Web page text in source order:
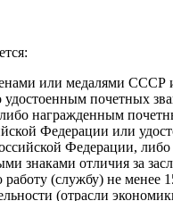
или медалями СССР
удостоенным почетных
награжденным
Федерации или
Федерации, либо
знаками отличия за
(службу) не менее
(отрасли